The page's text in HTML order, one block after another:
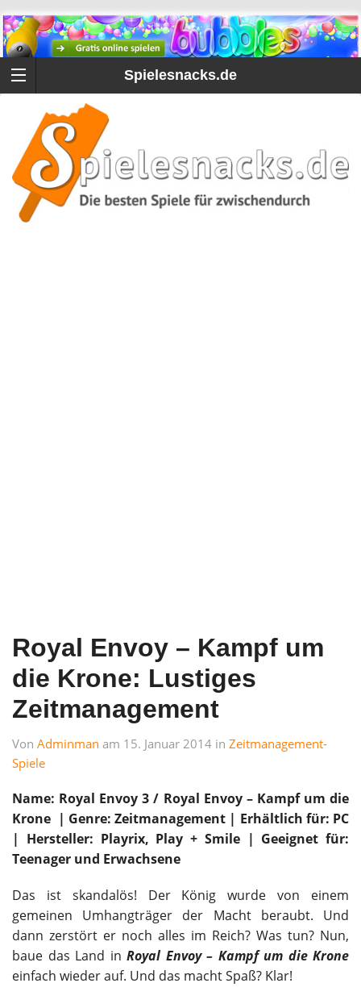
Spielesnacks.de
Royal Envoy – Kampf um
die Krone: Lustiges
Zeitmanagement
Von Adminman am 15. Januar 2014 in Zeitmanagement-
Spiele
Name: Royal Envoy 3 / Royal Envoy – Kampf um die
Krone | Genre: Zeitmanagement | Erhältlich für: PC
| Hersteller: Playrix, Play + Smile | Geeignet für:
Teenager und Erwachsene
Das ist skandalös! Der König wurde von einem
gemeinen Umhangträger der Macht beraubt. Und
dann zerstört er noch alles im Reich? Was tun? Nun,
baue das Land in Royal Envoy – Kampf um die Krone
einfach wieder auf. Und das macht Spaß? Klar!